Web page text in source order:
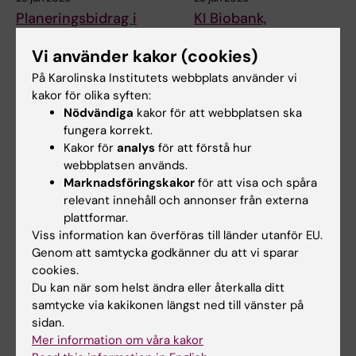
Planeringsbidrag i
(2026)
KI utlyser ett begränsat antal
konkurrensutsatta
planeringsbidrag (upp…
KI Biobank,
och ytterligare några
core-faciliteter är nu
del av RIKI
KI:s gemensamma
forskningsinfrastruktur, RIKI,
25 jun 2026
KI Biobank,
Nytt sök för KI:s
Vi använder kakor (cookies)
På Karolinska Institutets webbplats använder vi
kakor för olika syften:
Nödvändiga kakor för att webbplatsen ska
fungera korrekt.
Kakor för analys för att förstå hur
webbplatsen används.
Marknadsföringskakor för att visa och spåra
relevant innehåll och annonser från externa
plattformar.
Viss information kan överföras till länder utanför EU.
Genom att samtycka godkänner du att vi sparar
cookies.
Du kan när som helst ändra eller återkalla ditt
samtycke via kakikonen längst ned till vänster på
sidan.
Mer information om våra kakor